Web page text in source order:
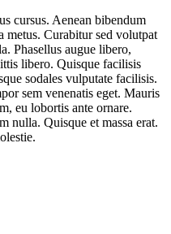
cursus. Aenean bibendum
metus. Curabitur sed volutpat
Phasellus augue libero,
libero. Quisque facilisis
sodales vulputate facilisis.
sem venenatis eget. Mauris
eu lobortis ante ornare.
nulla. Quisque et massa erat.